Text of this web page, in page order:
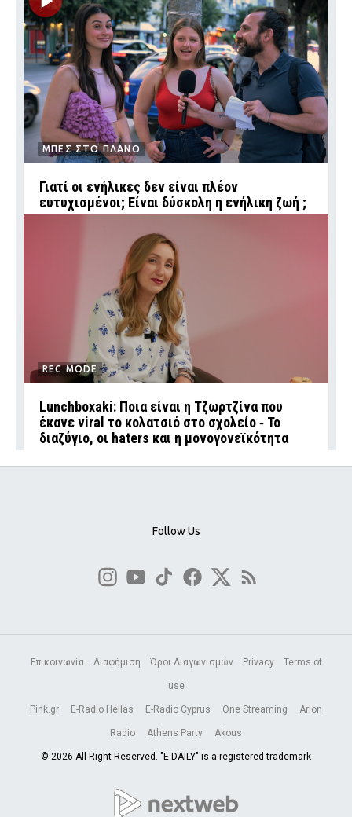
ΜΠΕΣ ΣΤΟ ΠΛΑΝΟ
Γιατί οι ενήλικες δεν είναι πλέον
ευτυχισμένοι; Είναι δύσκολη η ενήλικη ζωή ;
REC MODE
Lunchboxaki: Ποια είναι η Τζωρτζίνα που
έκανε viral το κολατσιό στο σχολείο ‑ Το
διαζύγιο, οι haters και η μονογονεϊκότητα
Follow Us
Επικοινωνία Διαφήμιση Όροι Διαγωνισμών Privacy Terms of
use
Pink.gr E-Radio Hellas E-Radio Cyprus One Streaming Arion
Radio Athens Party Akous
© 2026 All Right Reserved. "E-DAILY" is a registered trademark